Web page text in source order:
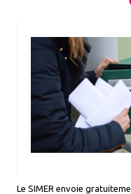
Le SIMER envoie